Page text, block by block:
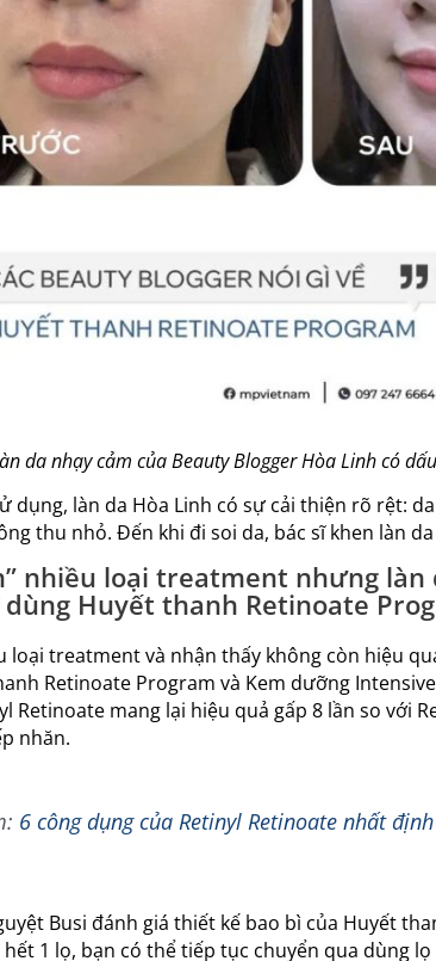
da nhạy cảm của Beauty Blogger Hòa Linh có
dụng, làn da Hòa Linh có sự cải thiện rõ rệt:
thu nhỏ. Đến khi đi soi da, bác sĩ khen làn
nhiều loại treatment nhưng làn
Huyết thanh Retinoate
treatment và nhận thấy không còn hiệu
Retinoate Program và Kem dưỡng
Retinoate mang lại hiệu quả gấp 8 lần so với
nhăn.
6 công dụng của Retinyl Retinoate nhất
Busi đánh giá thiết kế bao bì của Huyết
1 lọ, bạn có thể tiếp tục chuyển qua dùng